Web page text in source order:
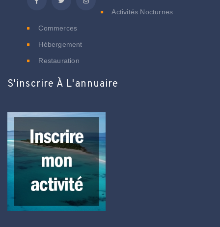
Activités Nocturnes
Commerces
Hébergement
Restauration
S'inscrire À L'annuaire